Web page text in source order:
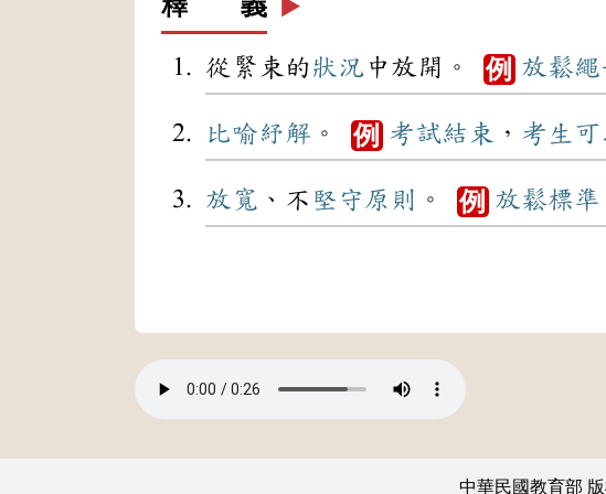
釋 義 ▶️
從緊束的 狀況 中放開。 例 放鬆繩
比喻紓解 。 例 考試結束 ， 考生 可
放寬 、不 堅守 原則 。 例 放鬆標準
中華民國教育部